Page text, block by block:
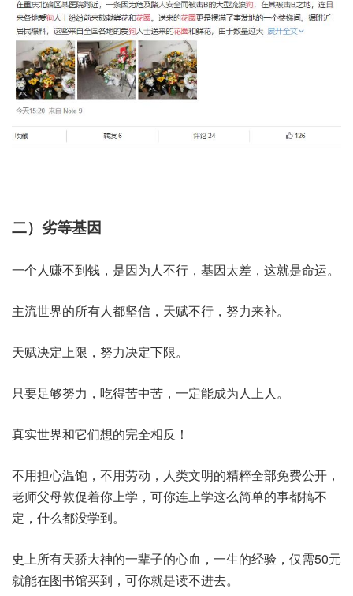
二）劣等基因
一个人赚不到钱，是因为人不行，基因太差，这就是命运。
主流世界的所有人都坚信，天赋不行，努力来补。
天赋决定上限，努力决定下限。
只要足够努力，吃得苦中苦，一定能成为人上人。
真实世界和它们想的完全相反！
不用担心温饱，不用劳动，人类文明的精粹全部免费公开，
老师父母敦促着你上学，可你连上学这么简单的事都搞不
定，什么都没学到。
史上所有天骄大神的一辈子的心血，一生的经验，仅需50元
就能在图书馆买到，可你就是读不进去。